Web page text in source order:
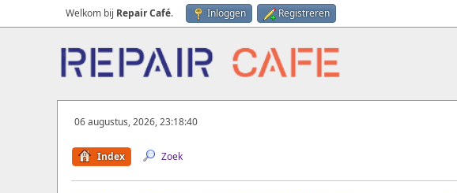
Welkom bij Repair Café. Inloggen Registreren
06 augustus, 2026, 23:18:40
Index Zoek